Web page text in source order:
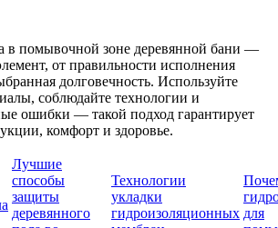
в помывочной зоне деревянной бани —
от правильности исполнения
долговечность. Используйте
соблюдайте технологии и
ошибки — такой подход гарантирует
комфорт и здоровье.
Лучшие
способы
защиты
деревянного
Технологии
укладки
гидроизоляционных для